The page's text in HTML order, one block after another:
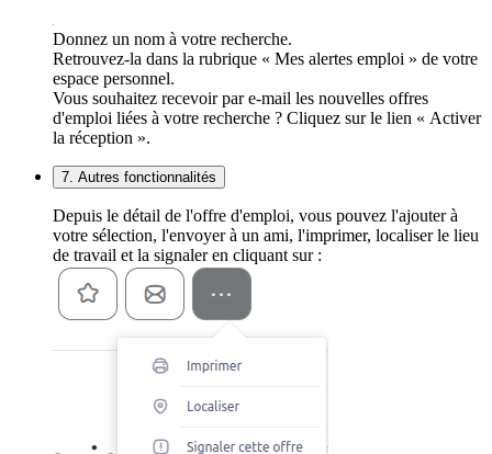
Donnez un nom à votre recherche.
Retrouvez-la dans la rubrique « Mes alertes emploi » de votre
espace personnel.
Vous souhaitez recevoir par e-mail les nouvelles offres
d'emploi liées à votre recherche ? Cliquez sur le lien « Activer
la réception ».
7. Autres fonctionnalités
Depuis le détail de l'offre d'emploi, vous pouvez l'ajouter à
votre sélection, l'envoyer à un ami, l'imprimer, localiser le lieu
de travail et la signaler en cliquant sur :